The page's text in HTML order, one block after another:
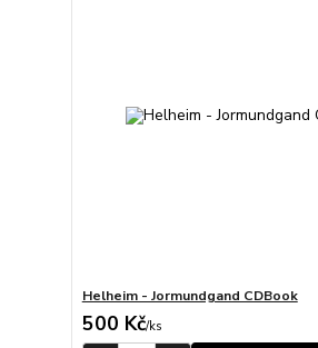
Helheim - Jormundgand CDBook
500 Kč/ks